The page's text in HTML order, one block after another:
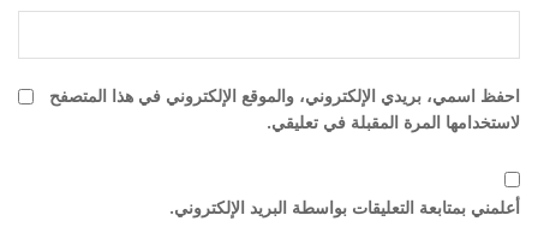
احفظ اسمي، بريدي الإلكتروني، والموقع الإلكتروني في هذا المتصفح
لاستخدامها المرة المقبلة في تعليقي.
أعلمني بمتابعة التعليقات بواسطة البريد الإلكتروني.